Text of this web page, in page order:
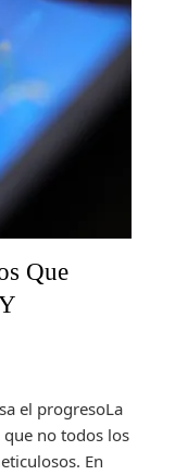
Que
el progresoLa
no todos los
En